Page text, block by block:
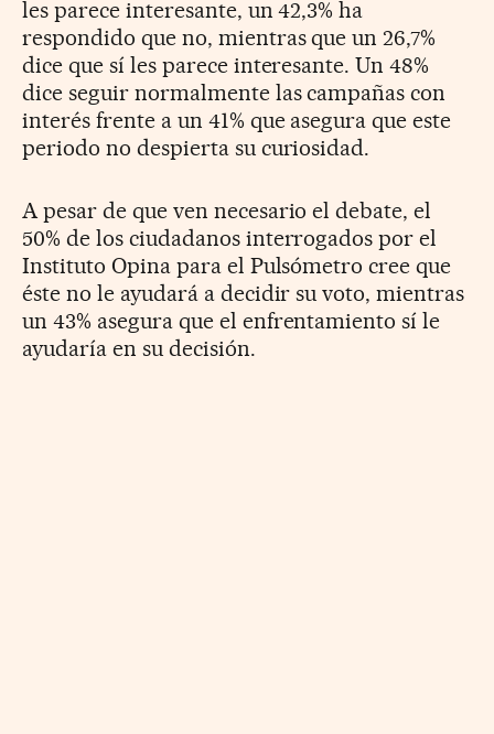
les parece interesante, un 42,3% ha
respondido que no, mientras que un 26,7%
dice que sí les parece interesante. Un 48%
dice seguir normalmente las campañas con
interés frente a un 41% que asegura que este
periodo no despierta su curiosidad.
A pesar de que ven necesario el debate, el
50% de los ciudadanos interrogados por el
Instituto Opina para el Pulsómetro cree que
éste no le ayudará a decidir su voto, mientras
un 43% asegura que el enfrentamiento sí le
ayudaría en su decisión.